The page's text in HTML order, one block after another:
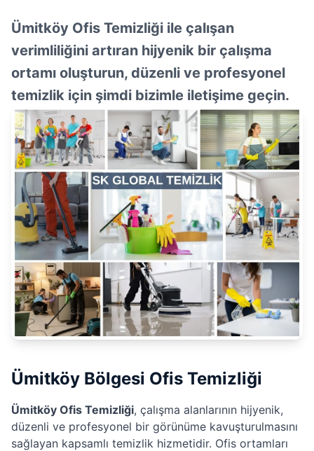
Ümitköy Ofis Temizliği ile çalışan
verimliliğini artıran hijyenik bir çalışma
ortamı oluşturun, düzenli ve profesyonel
temizlik için şimdi bizimle iletişime geçin.
Ümitköy Bölgesi Ofis Temizliği
Ümitköy Ofis Temizliği, çalışma alanlarının hijyenik,
düzenli ve profesyonel bir görünüme kavuşturulmasını
sağlayan kapsamlı temizlik hizmetidir. Ofis ortamları